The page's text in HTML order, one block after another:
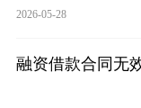
2026-05-28
融资借款合同无